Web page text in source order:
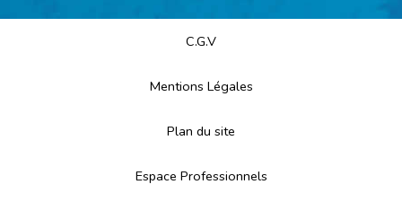
C.G.V
Mentions Légales
Plan du site
Espace Professionnels